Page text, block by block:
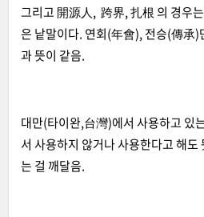
그리고 開源人, 跨界, 扎根 의 경우
은 낱말이다. 연회(年會), 전승(傳承)
과 뜻이 같음.
대만(타이완,台灣)에서 사용하고 있
서 사용하지 않거나 사용한다고 해
는 걸 깨달음.